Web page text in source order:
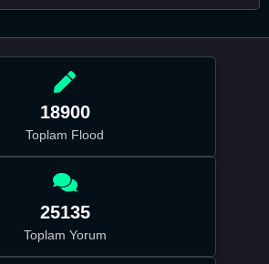
18900
Toplam Flood
25135
Toplam Yorum